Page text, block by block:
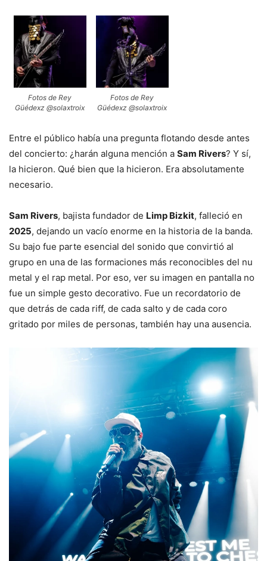
Fotos de Rey
Güédexz @solaxtroix
Fotos de Rey
Güédexz @solaxtroix
Entre el público había una pregunta flotando desde antes
del concierto: ¿harán alguna mención a Sam Rivers? Y sí,
la hicieron. Qué bien que la hicieron. Era absolutamente
necesario.
Sam Rivers, bajista fundador de Limp Bizkit, falleció en
2025, dejando un vacío enorme en la historia de la banda.
Su bajo fue parte esencial del sonido que convirtió al
grupo en una de las formaciones más reconocibles del nu
metal y el rap metal. Por eso, ver su imagen en pantalla no
fue un simple gesto decorativo. Fue un recordatorio de
que detrás de cada riff, de cada salto y de cada coro
gritado por miles de personas, también hay una ausencia.